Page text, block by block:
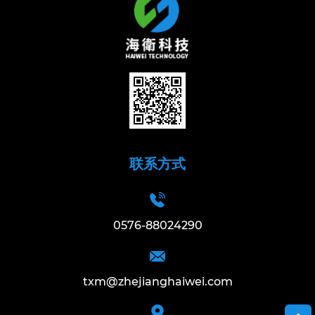
联系方式
0576-88024290
txm@zhejianghaiwei.com